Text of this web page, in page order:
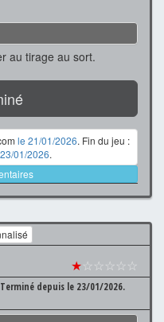
au tirage au sort.
le 21/01/2026. Fin du jeu :
23/01/2026.
★☆☆☆☆☆
depuis le 23/01/2026.